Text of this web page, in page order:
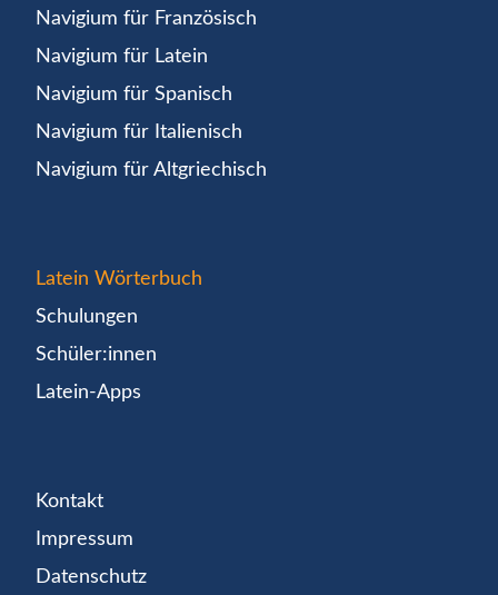
Navigium für Französisch
Navigium für Latein
Navigium für Spanisch
Navigium für Italienisch
Navigium für Altgriechisch
Latein Wörterbuch
Schulungen
Schüler:innen
Latein-Apps
Kontakt
Impressum
Datenschutz